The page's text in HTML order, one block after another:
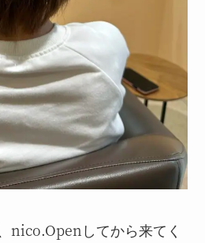
nico.Openしてから来てく